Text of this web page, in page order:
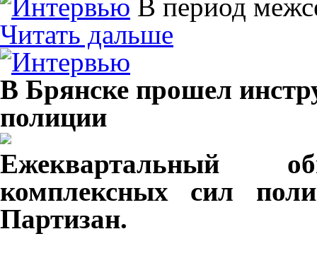
В период
Читать дальше
В Брянске прошел
полиции
Ежеквартальный
комплексных сил
Партизан.